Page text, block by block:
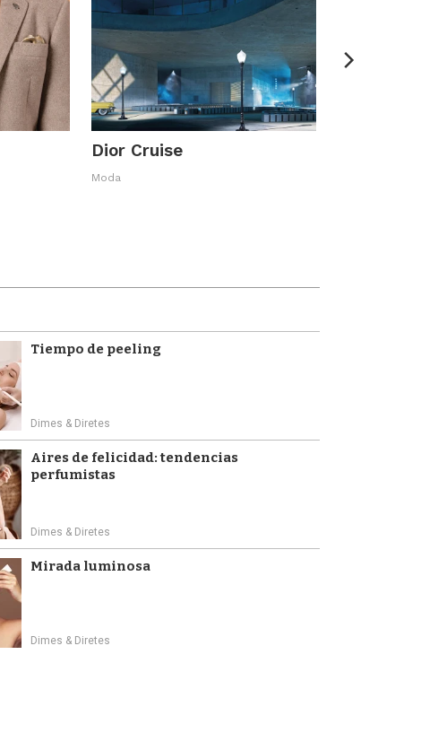
Dior Cruise
Moda
Tiempo de peeling
Dimes & Diretes
Aires de felicidad: tendencias
perfumistas
Dimes & Diretes
Mirada luminosa
Dimes & Diretes